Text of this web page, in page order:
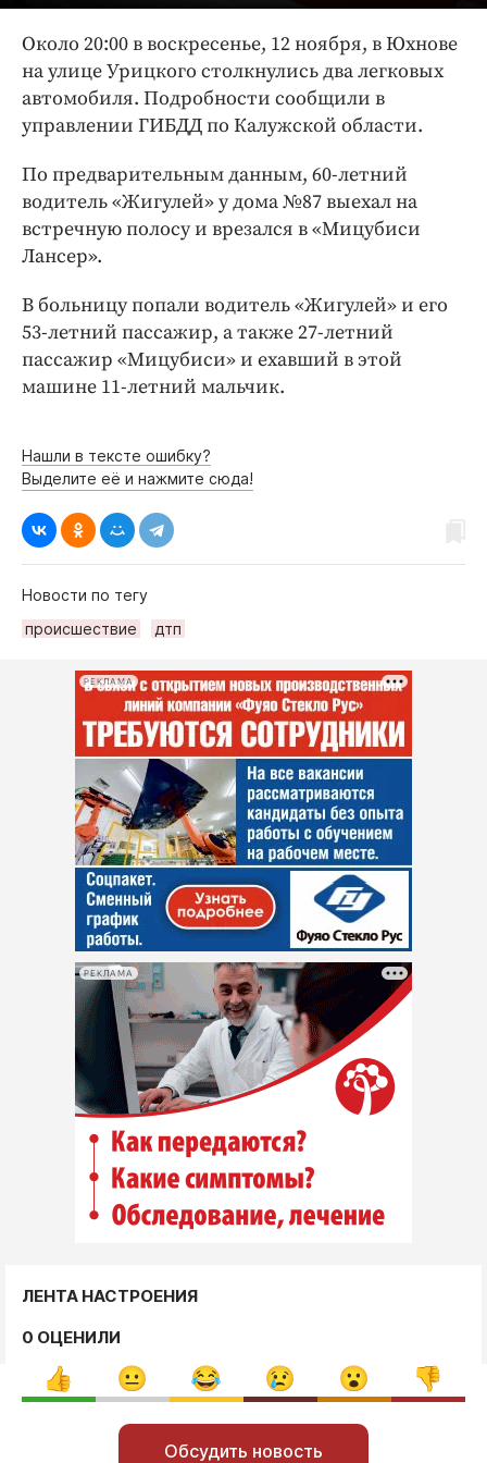
Интересное чтиво
Клиника года
Бренд года
Работодатель года
Около 20:00 в воскресенье, 12 ноября, в Юхнове
на улице Урицкого столкнулись два легковых
автомобиля. Подробности сообщили в
управлении ГИБДД по Калужской области.
По предварительным данным, 60-летний
водитель «Жигулей» у дома №87 выехал на
встречную полосу и врезался в «Мицубиси
Лансер».
В больницу попали водитель «Жигулей» и его
53-летний пассажир, а также 27-летний
пассажир «Мицубиси» и ехавший в этой
машине 11-летний мальчик.
Нашли в тексте ошибку?
Выделите её и нажмите сюда!
Новости по тегу
происшествие
дтп
РЕКЛАМА
РЕКЛАМА
ЛЕНТА НАСТРОЕНИЯ
0 ОЦЕНИЛИ
Обсудить новость